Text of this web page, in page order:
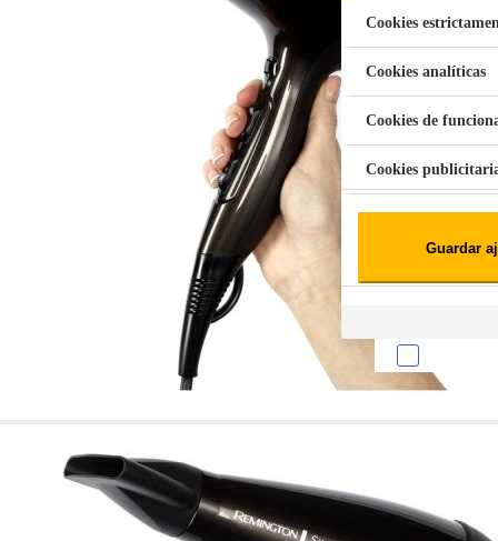
Aspiradora Quitamanchas 450W
Cookies
Cookies analíticas
Cookies de
Cookies
Esta información
que el sitio web
Guardar